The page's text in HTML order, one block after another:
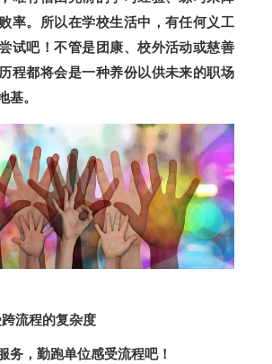
率。所以在学校生活中，有任何义工
试吧！不管是团康、校外活动或慈善
程都将会是一种养份以供未来的职场
基。
流程的复杂度
务，勤跑单位感受流程吧！